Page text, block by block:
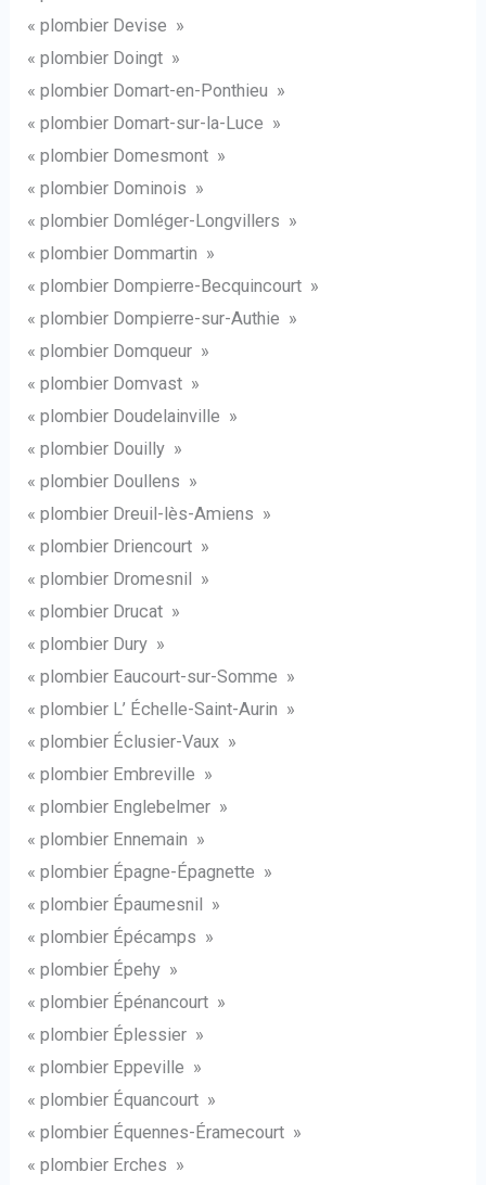
« plombier Devise »
« plombier Doingt »
« plombier Domart-en-Ponthieu »
« plombier Domart-sur-la-Luce »
« plombier Domesmont »
« plombier Dominois »
« plombier Domléger-Longvillers »
« plombier Dommartin »
« plombier Dompierre-Becquincourt »
« plombier Dompierre-sur-Authie »
« plombier Domqueur »
« plombier Domvast »
« plombier Doudelainville »
« plombier Douilly »
« plombier Doullens »
« plombier Dreuil-lès-Amiens »
« plombier Driencourt »
« plombier Dromesnil »
« plombier Drucat »
« plombier Dury »
« plombier Eaucourt-sur-Somme »
« plombier L’ Échelle-Saint-Aurin »
« plombier Éclusier-Vaux »
« plombier Embreville »
« plombier Englebelmer »
« plombier Ennemain »
« plombier Épagne-Épagnette »
« plombier Épaumesnil »
« plombier Épécamps »
« plombier Épehy »
« plombier Épénancourt »
« plombier Éplessier »
« plombier Eppeville »
« plombier Équancourt »
« plombier Équennes-Éramecourt »
« plombier Erches »